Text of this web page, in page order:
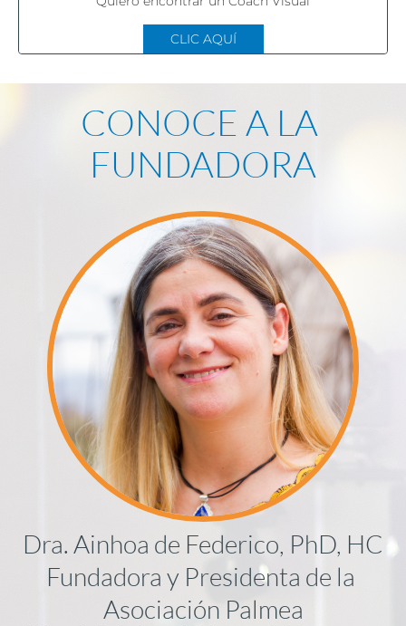
CLIC AQUÍ
CONOCE A LA
FUNDADORA
Dra. Ainhoa de Federico, PhD, HC
Fundadora y Presidenta de la
Asociación Palmea